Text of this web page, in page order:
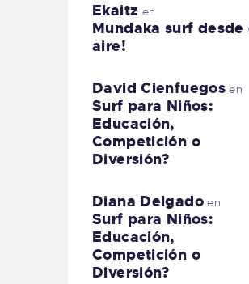
Ekaitz en
Mundaka surf desde
aire!
David Cienfuegos en
Surf para Niños:
Educación,
Competición o
Diversión?
Diana Delgadoen
Surf para Niños:
Educación,
Competición o
Diversión?